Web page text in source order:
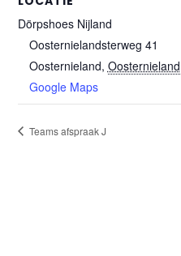
Dörpshoes Nijland
Oosternielandsterweg 41
Oosternieland, Oosternieland
Google Maps
Teams afspraak J